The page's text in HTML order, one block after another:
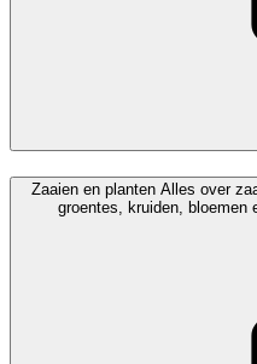
Zaaien en planten Alles over
groentes, kruiden, bloemen